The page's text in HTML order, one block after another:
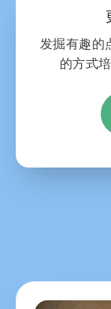
发掘有趣的
的方式